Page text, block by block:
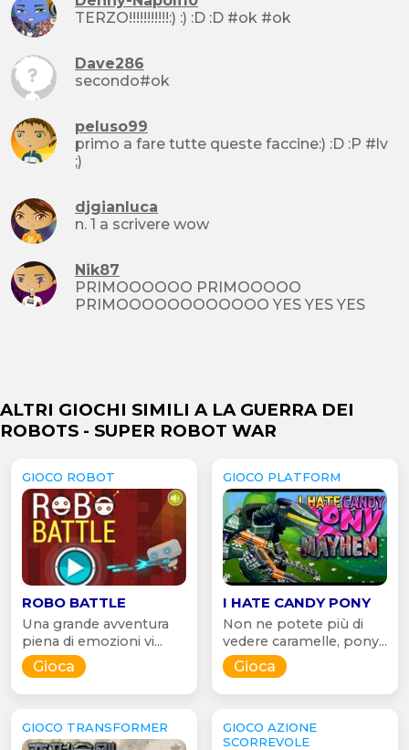
TERZO!!!!!!!!!!!:) :) :D :D #ok #ok
Dave286
secondo#ok
peluso99
primo a fare tutte queste faccine:) :D :P #lv
;)
djgianluca
n. 1 a scrivere wow
Nik87
PRIMOOOOOO PRIMOOOOO
PRIMOOOOOOOOOOOO YES YES YES
ALTRI GIOCHI SIMILI A LA GUERRA DEI
ROBOTS - SUPER ROBOT WAR
GIOCO ROBOT
ROBO BATTLE
Una grande avventura
piena di emozioni vi...
Gioca
GIOCO PLATFORM
I HATE CANDY PONY
Non ne potete più di
vedere caramelle, pony...
Gioca
GIOCO TRANSFORMER
GIOCO AZIONE
SCORREVOLE